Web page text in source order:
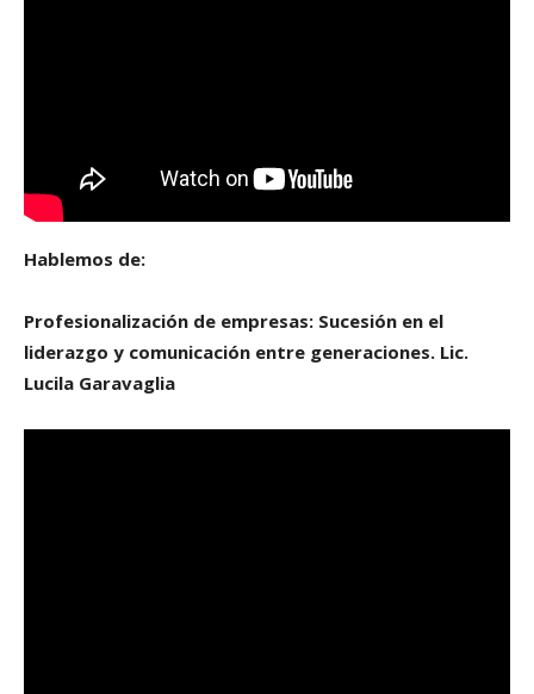
Hablemos de:
Profesionalización de empresas: Sucesión en el
liderazgo y comunicación entre generaciones. Lic.
Lucila Garavaglia